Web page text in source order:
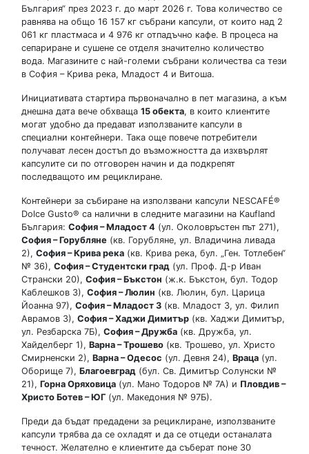
България“ през 2023 г. до март 2026 г. Това количество се
равнява на общо 16 157 кг събрани капсули, от които над 2
061 кг пластмаса и 4 976 кг отпадъчно кафе. В процеса на
сепариране и сушене се отделя значително количество
вода. Магазините с най-големи събрани количества са тези
в София – Крива река, Младост 4 и Витоша.
Инициативата стартира първоначално в пет магазина, а към
днешна дата вече обхваща 15 обекта, в които клиентите
могат удобно да предават използваните капсули в
специални контейнери. Така още повече потребители
получават лесен достъп до възможността да изхвърлят
капсулите си по отговорен начин и да подкрепят
последващото им рециклиране.
Контейнери за събиране на използвани капсули NESCAFÉ®
Dolce Gusto® са налични в следните магазини на Kaufland
България: София – Младост 4 (ул. Околовръстен път 271),
София – Горубляне (кв. Горубляне, ул. Владичина ливада
2), София – Крива река (кв. Крива река, бул. „Ген. Тотлебен“
№ 36), София – Студентски град (ул. Проф. Д-р Иван
Странски 20), София – Бъкстон (ж.к. Бъкстон, бул. Тодор
Каблешков 3), София – Люлин (кв. Люлин, бул. Царица
Йоанна 97), София – Младост 3 (кв. Младост 3, ул. Филип
Аврамов 3), София – Хаджи Димитър (кв. Хаджи Димитър,
ул. Резбарска 7Б), София – Дружба (кв. Дружба, ул.
Хайделберг 1), Варна – Трошево (кв. Трошево, ул. Христо
Смирненски 2), Варна – Одесос (ул. Девня 24), Враца (ул.
Оборище 7), Благоевград (бул. Св. Димитър Солунски №
21), Горна Оряховица (ул. Мано Тодоров № 7А) и Пловдив –
Христо Ботев – ЮГ (ул. Македония № 97Б).
Преди да бъдат предадени за рециклиране, използваните
капсули трябва да се охладят и да се отцеди останалата
течност. Желателно е клиентите да съберат поне 30